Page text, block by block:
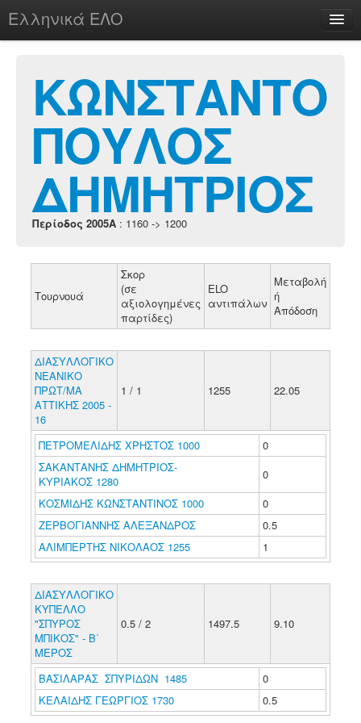
Ελληνικά ΕΛΟ
chesstu.be @ discord
Login
ΚΩΝΣΤΑΝΤΟ
ΠΟΥΛΟΣ
ΔΗΜΗΤΡΙΟΣ
Περίοδος 2005A : 1160 -> 1200
Τουρνουά
Σκορ
(σε
αξιολογημένες
παρτίδες)
ELO
αντιπάλων
Μεταβολή
ή
Απόδοση
ΔΙΑΣΥΛΛΟΓΙΚΟ
ΝΕΑΝΙΚΟ
ΠΡΩΤ/ΜΑ
ΑΤΤΙΚΗΣ 2005 -
16
1 / 1 1255 22.05
ΠΕΤΡΟΜΕΛΙΔΗΣ ΧΡΗΣΤΟΣ 1000
0
ΣΑΚΑΝΤΑΝΗΣ ΔΗΜΗΤΡΙΟΣ-
ΚΥΡΙΑΚΟΣ 1280
0
ΚΟΣΜΙΔΗΣ ΚΩΝΣΤΑΝΤΙΝΟΣ 1000
0
ΖΕΡΒΟΓΙΑΝΝΗΣ ΑΛΕΞΑΝΔΡΟΣ
0.5
ΑΛΙΜΠΕΡΤΗΣ ΝΙΚΟΛΑΟΣ 1255
1
ΔΙΑΣΥΛΛΟΓΙΚΟ
ΚΥΠΕΛΛΟ
"ΣΠΥΡΟΣ
ΜΠΙΚΟΣ" - Β΄
ΜΕΡΟΣ
0.5 / 2 1497.5 9.10
ΒΑΣΙΛΑΡΑΣ ΣΠΥΡΙΔΩΝ 1485
0
ΚΕΛΑΙΔΗΣ ΓΕΩΡΓΙΟΣ 1730
0.5